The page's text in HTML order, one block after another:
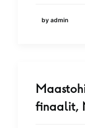
by admin
finaalit,